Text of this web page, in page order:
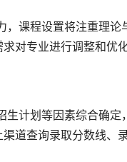
对专业进行调整和优
道查询录取分数线、